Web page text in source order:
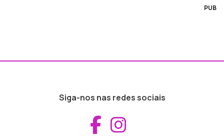
PUB
Siga-nos nas redes sociais
Aceder ao